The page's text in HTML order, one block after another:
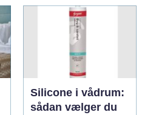
Silicone i vådrum:
sådan vælger du